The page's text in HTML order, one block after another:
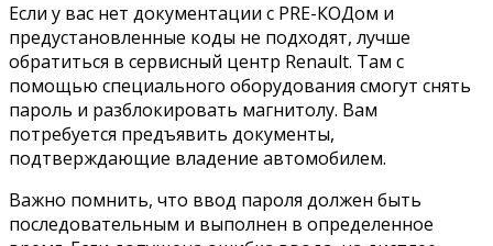
Если у вас нет документации с PRE-КОДом и
предустановленные коды не подходят, лучше
обратиться в сервисный центр Renault. Там с
помощью специального оборудования смогут снять
пароль и разблокировать магнитолу. Вам
потребуется предъявить документы,
подтверждающие владение автомобилем.
Важно помнить, что ввод пароля должен быть
последовательным и выполнен в определенное